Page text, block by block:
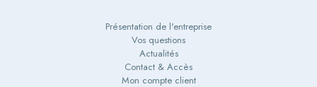
Présentation de l'entreprise
Vos questions
Actualités
Contact & Accès
Mon compte client